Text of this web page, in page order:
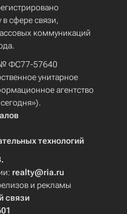
сфере связи,
коммуникаций
№ ФС77-57640
унитарное
агентство
технологий
realty@ria.ru
и рекламы
связи